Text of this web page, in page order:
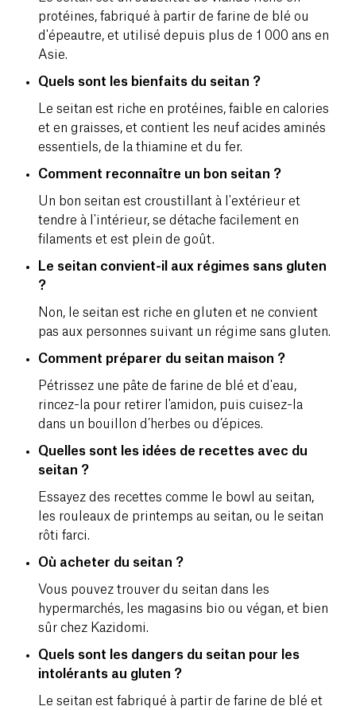
protéines, fabriqué à partir de farine de blé ou
d'épeautre, et utilisé depuis plus de 1 000 ans en
Asie.
Quels sont les bienfaits du seitan ?
Le seitan est riche en protéines, faible en calories
et en graisses, et contient les neuf acides aminés
essentiels, de la thiamine et du fer.
Comment reconnaître un bon seitan ?
Un bon seitan est croustillant à l'extérieur et
tendre à l'intérieur, se détache facilement en
filaments et est plein de goût.
Le seitan convient-il aux régimes sans gluten
?
Non, le seitan est riche en gluten et ne convient
pas aux personnes suivant un régime sans gluten.
Comment préparer du seitan maison ?
Pétrissez une pâte de farine de blé et d'eau,
rincez-la pour retirer l'amidon, puis cuisez-la
dans un bouillon d’herbes ou d’épices.
Quelles sont les idées de recettes avec du
seitan ?
Essayez des recettes comme le bowl au seitan,
les rouleaux de printemps au seitan, ou le seitan
rôti farci.
Où acheter du seitan ?
Vous pouvez trouver du seitan dans les
hypermarchés, les magasins bio ou végan, et bien
sûr chez Kazidomi.
Quels sont les dangers du seitan pour les
intolérants au gluten ?
Le seitan est fabriqué à partir de farine de blé et